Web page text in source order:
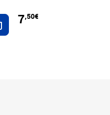
Ajouter au panier
7,50€